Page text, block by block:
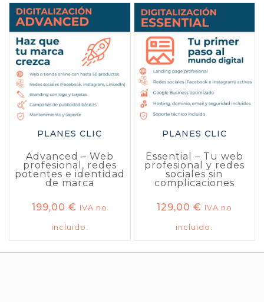
PLANES CLIC
Advanced – Web
profesional, redes
potentes e identidad
de marca
199,00€ IVA no
incluido.
PLANES CLIC
Essential – Tu web
profesional y redes
sociales sin
complicaciones
129,00 € IVA no
incluido.